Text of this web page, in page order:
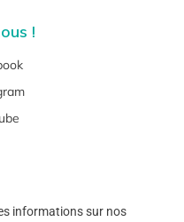
!
informations sur nos